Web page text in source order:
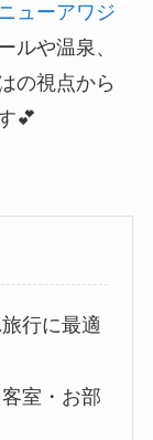
ューアワジ
ルや温泉、
の視点から
💕
行に最適
室・お部